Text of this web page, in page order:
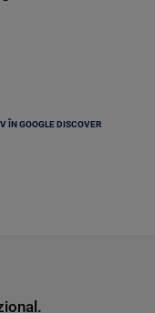
ÎN GOOGLE DISCOVER